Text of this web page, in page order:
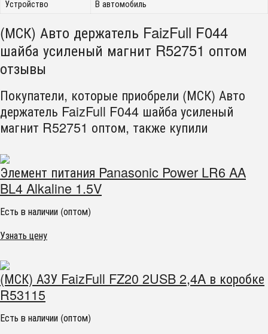
Устройство
В автомобиль
(МСК) Авто держатель FaizFull F044
шайба усиленый магнит R52751 оптом
отзывы
Покупатели, которые приобрели (МСК) Авто
держатель FaizFull F044 шайба усиленый
магнит R52751 оптом, также купили
Элемент питания Panasonic Power LR6 AA
BL4 Alkaline 1.5V
Есть в наличии (оптом)
Узнать цену
(МСК) АЗУ FaizFull FZ20 2USB 2,4A в коробке
R53115
Есть в наличии (оптом)